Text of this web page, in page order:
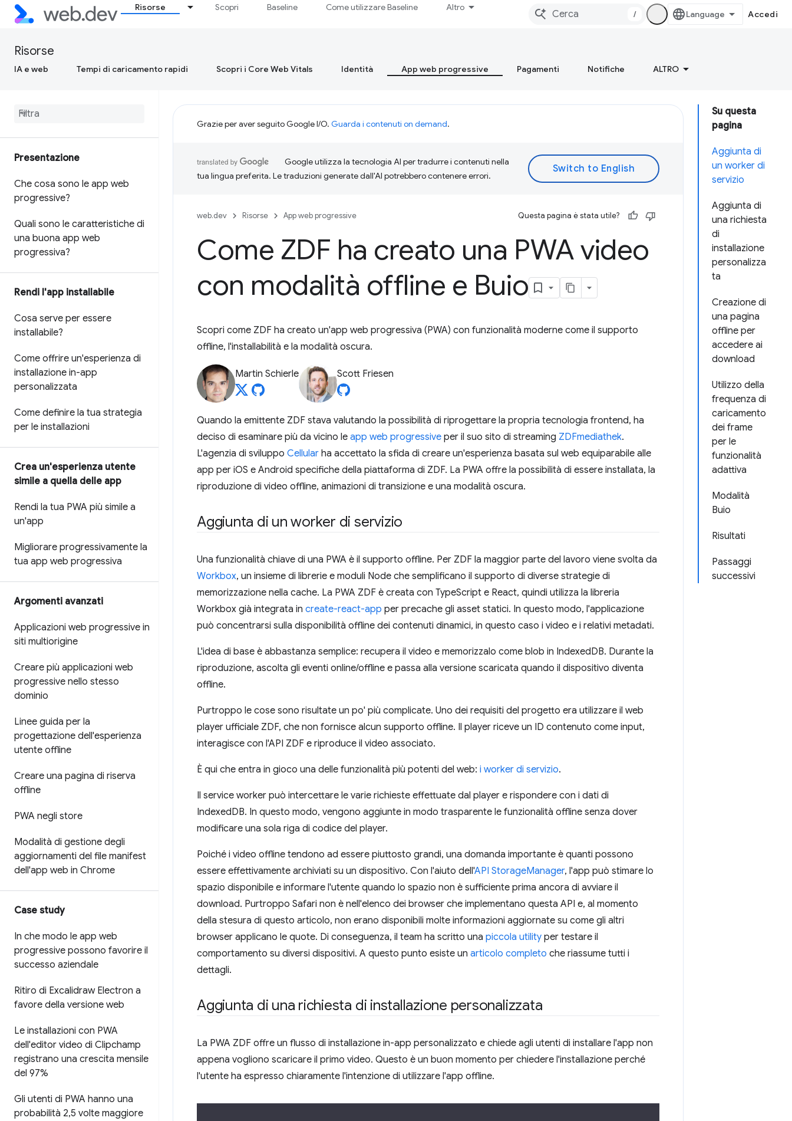
Risorse Scopri Baseline Come utilizzare Baseline Altro
/ Accedi
Risorse
IA e web Tempi di caricamento rapidi Scopri i Core Web Vitals Identità App web progressive Pagamenti Notifiche ALTRO
Presentazione
Che cosa sono le app web
progressive?
Quali sono le caratteristiche di
una buona app web
progressiva?
Rendi l'app installabile
Cosa serve per essere
installabile?
Come offrire un'esperienza di
installazione in-app
personalizzata
Come definire la tua strategia
per le installazioni
Crea un'esperienza utente
simile a quella delle app
Rendi la tua PWA più simile a
un'app
Migliorare progressivamente la
tua app web progressiva
Argomenti avanzati
Applicazioni web progressive in
siti multiorigine
Creare più applicazioni web
progressive nello stesso
dominio
Linee guida per la
progettazione dell'esperienza
utente offline
Creare una pagina di riserva
offline
PWA negli store
Modalità di gestione degli
aggiornamenti del file manifest
dell'app web in Chrome
Case study
In che modo le app web
progressive possono favorire il
successo aziendale
Ritiro di Excalidraw Electron a
favore della versione web
Le installazioni con PWA
dell'editor video di Clipchamp
registrano una crescita mensile
del 97%
Gli utenti di PWA hanno una
probabilità 2,5 volte maggiore
Su questa
pagina
Aggiunta di
un worker di
servizio
Aggiunta di
una richiesta
di
installazione
personalizza
ta
Creazione di
una pagina
offline per
accedere ai
download
Utilizzo della
frequenza di
caricamento
dei frame
per le
funzionalità
adattiva
Modalità
Buio
Risultati
Passaggi
successivi
Grazie per aver seguito Google I/O. Guarda i contenuti on demand.
Google utilizza la tecnologia AI per tradurre i contenuti nella
tua lingua preferita. Le traduzioni generate dall'AI potrebbero contenere errori.
web.dev Risorse App web progressive Questa pagina è stata utile?
Come ZDF ha creato una PWA video
con modalità offline e Buio
Scopri come ZDF ha creato un'app web progressiva (PWA) con funzionalità moderne come il supporto
offline, l'installabilità e la modalità oscura.
Martin Schierle Scott Friesen
Quando la emittente ZDF stava valutando la possibilità di riprogettare la propria tecnologia frontend, ha
deciso di esaminare più da vicino le app web progressive per il suo sito di streaming ZDFmediathek.
L'agenzia di sviluppo Cellular ha accettato la sfida di creare un'esperienza basata sul web equiparabile alle
app per iOS e Android specifiche della piattaforma di ZDF. La PWA offre la possibilità di essere installata, la
riproduzione di video offline, animazioni di transizione e una modalità oscura.
Aggiunta di un worker di servizio
Una funzionalità chiave di una PWA è il supporto offline. Per ZDF la maggior parte del lavoro viene svolta da
Workbox, un insieme di librerie e moduli Node che semplificano il supporto di diverse strategie di
memorizzazione nella cache. La PWA ZDF è creata con TypeScript e React, quindi utilizza la libreria
Workbox già integrata in create-react-app per precache gli asset statici. In questo modo, l'applicazione
può concentrarsi sulla disponibilità offline dei contenuti dinamici, in questo caso i video e i relativi metadati.
L'idea di base è abbastanza semplice: recupera il video e memorizzalo come blob in IndexedDB. Durante la
riproduzione, ascolta gli eventi online/offline e passa alla versione scaricata quando il dispositivo diventa
offline.
Purtroppo le cose sono risultate un po' più complicate. Uno dei requisiti del progetto era utilizzare il web
player ufficiale ZDF, che non fornisce alcun supporto offline. Il player riceve un ID contenuto come input,
interagisce con l'API ZDF e riproduce il video associato.
È qui che entra in gioco una delle funzionalità più potenti del web: i worker di servizio.
Il service worker può intercettare le varie richieste effettuate dal player e rispondere con i dati di
IndexedDB. In questo modo, vengono aggiunte in modo trasparente le funzionalità offline senza dover
modificare una sola riga di codice del player.
Poiché i video offline tendono ad essere piuttosto grandi, una domanda importante è quanti possono
essere effettivamente archiviati su un dispositivo. Con l'aiuto dell'API StorageManager, l'app può stimare lo
spazio disponibile e informare l'utente quando lo spazio non è sufficiente prima ancora di avviare il
download. Purtroppo Safari non è nell'elenco dei browser che implementano questa API e, al momento
della stesura di questo articolo, non erano disponibili molte informazioni aggiornate su come gli altri
browser applicano le quote. Di conseguenza, il team ha scritto una piccola utility per testare il
comportamento su diversi dispositivi. A questo punto esiste un articolo completo che riassume tutti i
dettagli.
Aggiunta di una richiesta di installazione personalizzata
La PWA ZDF offre un flusso di installazione in-app personalizzato e chiede agli utenti di installare l'app non
appena vogliono scaricare il primo video. Questo è un buon momento per chiedere l'installazione perché
l'utente ha espresso chiaramente l'intenzione di utilizzare l'app offline.